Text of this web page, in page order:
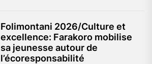
Folimontani 2026/Culture et
excellence: Farakoro mobilise
sa jeunesse autour de
l’écoresponsabilité